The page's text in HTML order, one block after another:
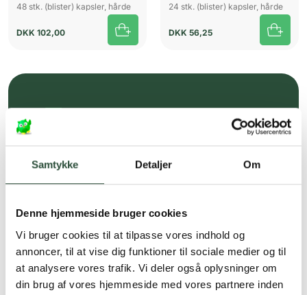
Samtykke Detaljer Om
Denne hjemmeside bruger cookies
Vi bruger cookies til at tilpasse vores indhold og
annoncer, til at vise dig funktioner til sociale medier og til
at analysere vores trafik. Vi deler også oplysninger om
din brug af vores hjemmeside med vores partnere inden
48 stk. (blister) kapsler, hårde
DKK 102,00
24 stk. (blister) kapsler, hårde
DKK 56,25
Personlig rådgivning
Få hjælp til din webordre
Hurtig levering (30 min. i Kbh)
Hurtigt leveringen via GLS, og DAO
Faste lave priser*